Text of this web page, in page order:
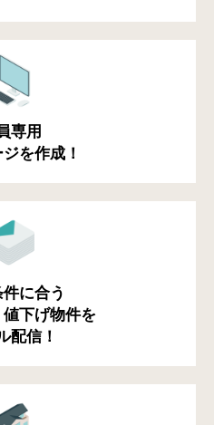
専用
を作成！
に合う
下げ物件を
配信！